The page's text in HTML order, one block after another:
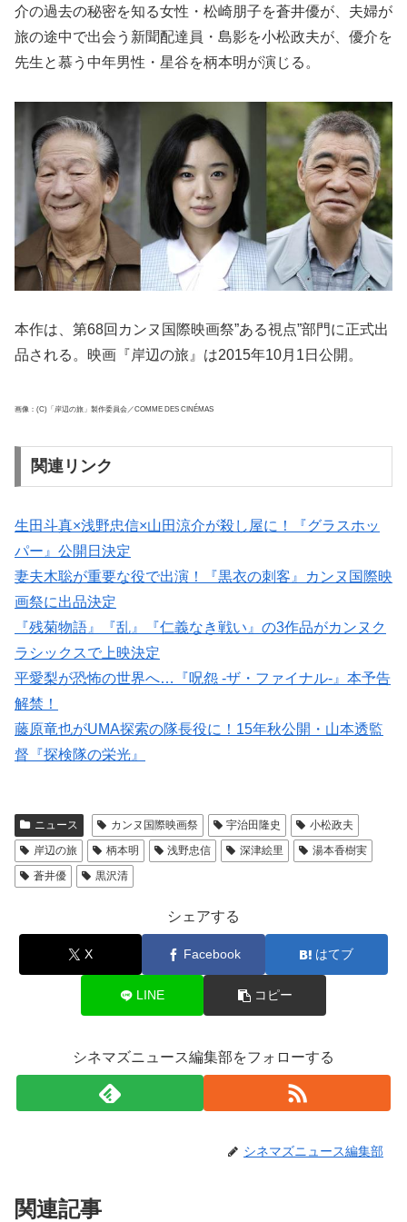
介の過去の秘密を知る女性・松崎朋子を蒼井優が、夫婦が
旅の途中で出会う新聞配達員・島影を小松政夫が、優介を
先生と慕う中年男性・星谷を柄本明が演じる。
本作は、第68回カンヌ国際映画祭”ある視点”部門に正式出
品される。映画『岸辺の旅』は2015年10月1日公開。
画像：(C)「岸辺の旅」製作委員会／COMME DES CINÉMAS
関連リンク
生田斗真×浅野忠信×山田涼介が殺し屋に！『グラスホッ
パー』公開日決定
妻夫木聡が重要な役で出演！『黒衣の刺客』カンヌ国際映
画祭に出品決定
『残菊物語』『乱』『仁義なき戦い』の3作品がカンヌク
ラシックスで上映決定
平愛梨が恐怖の世界へ…『呪怨 -ザ・ファイナル-』本予告
解禁！
藤原竜也がUMA探索の隊長役に！15年秋公開・山本透監
督『探検隊の栄光』
ニュース カンヌ国際映画祭 宇治田隆史
小松政夫
岸辺の旅
柄本明 浅野忠信 深津絵里
湯本香樹実
蒼井優
黒沢清
シェアする
X Facebook はてブ
LINE コピー
シネマズニュース編集部をフォローする
シネマズニュース編集部
関連記事